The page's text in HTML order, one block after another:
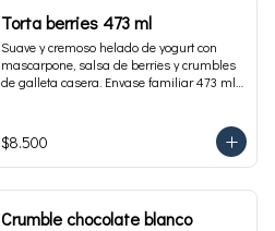
Torta berries 473 ml
Suave y cremoso helado de yogurt con
mascarpone, salsa de berries y crumbles
de galleta casera. Envase familiar 473 ml,
$8.500
Crumble chocolate blanco